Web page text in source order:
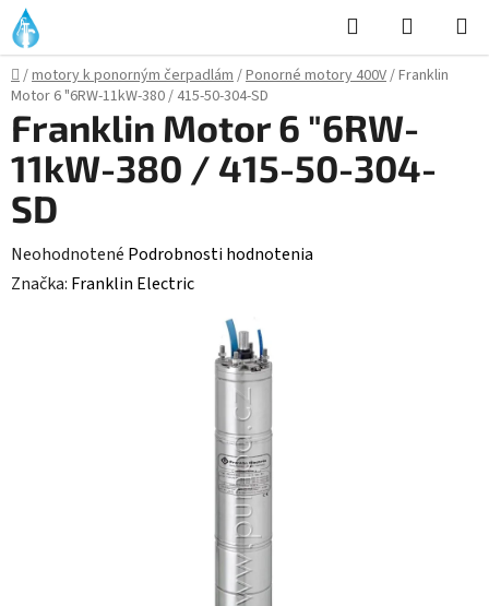
Prejsť
na
obsah
Hľadať
KOŠÍK
Domov
/motory k ponorným čerpadlám/Ponorné motory 400V/Franklin
Motor 6 "6RW-11kW-380 / 415-50-304-SD
Franklin Motor 6 "6RW-
11kW-380 / 415-50-304-
SD
Priemerné
hodnotenie
Neohodnotené Podrobnosti hodnotenia
Značka: Franklin Electric